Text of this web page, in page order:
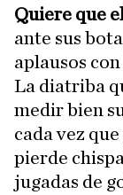
Quiere que
ante sus
aplausos
La diatriba
medir bien
cada vez
pierde
jugadas de